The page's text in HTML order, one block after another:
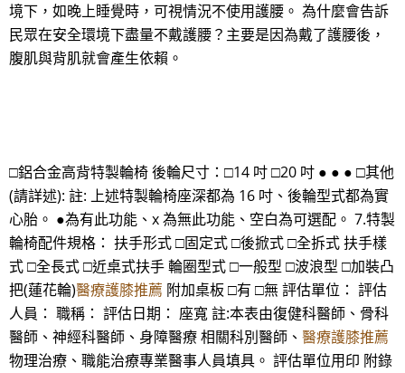
境下，如晚上睡覺時，可視情況不使用護腰。 為什麼會告訴
民眾在安全環境下盡量不戴護腰？主要是因為戴了護腰後，
腹肌與背肌就會產生依賴。
□鋁合金高背特製輪椅 後輪尺寸：□14 吋 □20 吋 ● ● ● □其他
(請詳述): 註: 上述特製輪椅座深都為 16 吋、後輪型式都為實
心胎。 ●為有此功能、x 為無此功能、空白為可選配。 7.特製
輪椅配件規格： 扶手形式 □固定式 □後掀式 □全拆式 扶手樣
式 □全長式 □近桌式扶手 輪圈型式 □一般型 □波浪型 □加裝凸
把(蓮花輪)醫療護膝推薦 附加桌板 □有 □無 評估單位： 評估
人員： 職稱： 評估日期： 座寬 註:本表由復健科醫師、骨科
醫師、神經科醫師、身障醫療 相關科別醫師、 醫療護膝推薦
物理治療、職能治療專業醫事人員填具。 評估單位用印 附錄